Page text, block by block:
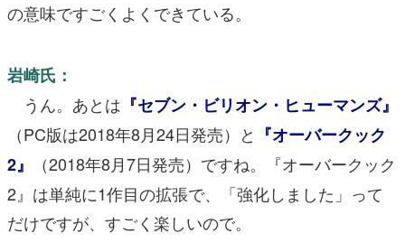
の意味ですごくよくできている。
岩崎氏：
うん。あとは 『セブン・ビリオン・ヒューマンズ』
（PC版は2018年8月24日発売）と 『オーバークック
2』
（2018年8月7日発売）ですね。『オーバークック
2』は単純に1作目の拡張で、「強化しました」って
だけですが、すごく楽しいので。